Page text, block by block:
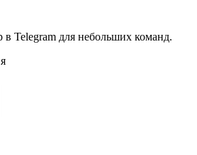
в Telegram для небольших команд.